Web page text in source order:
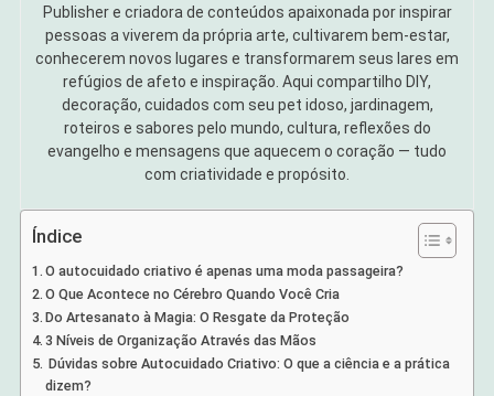
Publisher e criadora de conteúdos apaixonada por inspirar
pessoas a viverem da própria arte, cultivarem bem-estar,
conhecerem novos lugares e transformarem seus lares em
refúgios de afeto e inspiração. Aqui compartilho DIY,
decoração, cuidados com seu pet idoso, jardinagem,
roteiros e sabores pelo mundo, cultura, reflexões do
evangelho e mensagens que aquecem o coração — tudo
com criatividade e propósito.
Índice
O autocuidado criativo é apenas uma moda passageira?
O Que Acontece no Cérebro Quando Você Cria
Do Artesanato à Magia: O Resgate da Proteção
3 Níveis de Organização Através das Mãos
Dúvidas sobre Autocuidado Criativo: O que a ciência e a prática
dizem?